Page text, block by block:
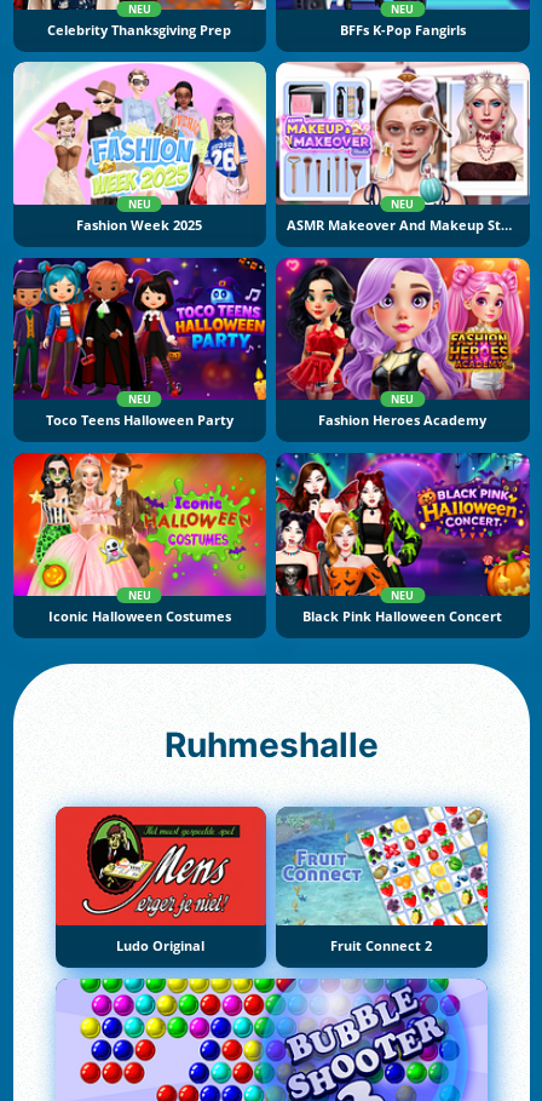
NEU
Celebrity Thanksgiving Prep
NEU
BFFs K-Pop Fangirls
NEU
Fashion Week 2025
NEU
ASMR Makeover And Makeup Studio
NEU
Toco Teens Halloween Party
NEU
Fashion Heroes Academy
NEU
Iconic Halloween Costumes
NEU
Black Pink Halloween Concert
Ruhmeshalle
Ludo Original Fruit Connect 2